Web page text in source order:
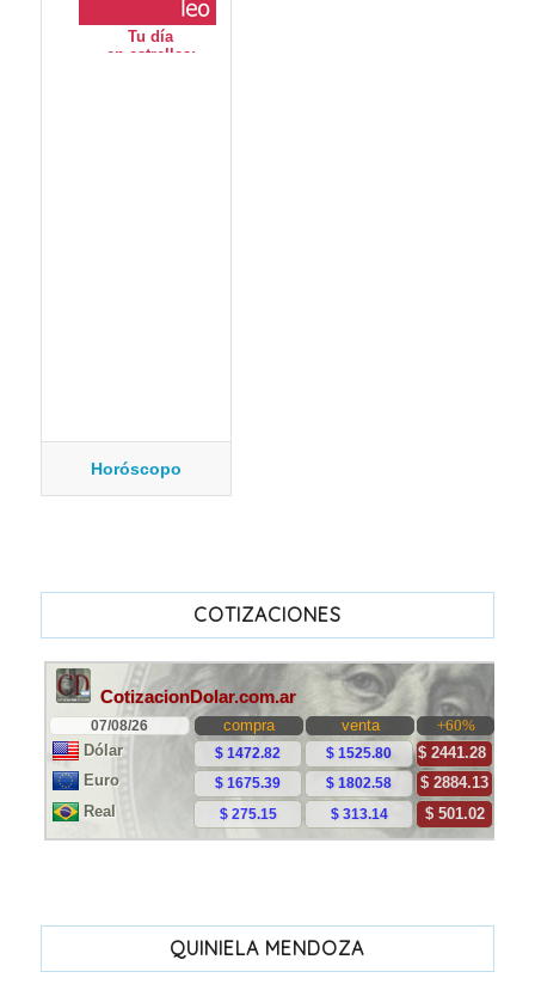
Horóscopo
COTIZACIONES
QUINIELA MENDOZA